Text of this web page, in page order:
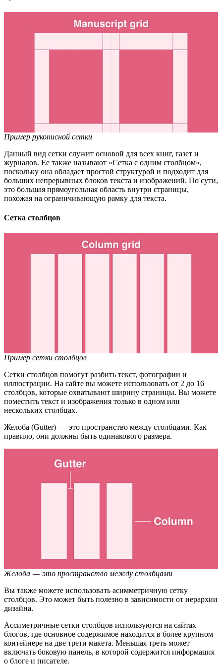
Пример рукописной сетки
Данный вид сетки служит основой для всех книг, газет и
журналов. Ее также называют «Сетка с одним столбцом»,
поскольку она обладает простой структурой и подходит для
больших непрерывных блоков текста и изображений. По сути,
это большая прямоугольная область внутри страницы,
похожая на ограничивающую рамку для текста.
Сетка столбцов
Пример сетки столбцов
Сетки столбцов помогут разбить текст, фотографии и
иллюстрации. На сайте вы можете использовать от 2 до 16
столбцов, которые охватывают ширину страницы. Вы можете
поместить текст и изображения только в одном или
нескольких столбцах.
Желоба (Gutter) — это пространство между столбцами. Как
правило, они должны быть одинакового размера.
Желоба — это пространство между столбцами
Вы также можете использовать асимметричную сетку
столбцов. Это может быть полезно в зависимости от иерархии
дизайна.
Ассиметричные сетки столбцов используются на сайтах
блогов, где основное содержимое находится в более крупном
контейнере на две трети макета. Меньшая треть может
включать боковую панель, в которой содержится информация
о блоге и писателе.